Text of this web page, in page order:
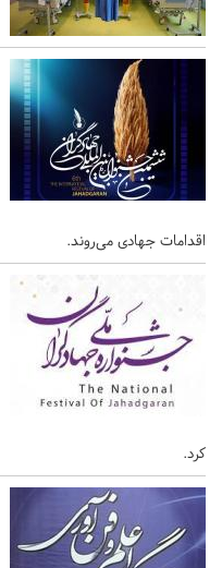
اقدامات جهادی می‌روند.
کرد.